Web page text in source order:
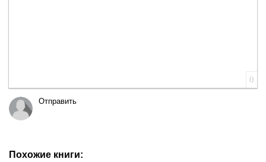
0
Отправить
Похожие книги: